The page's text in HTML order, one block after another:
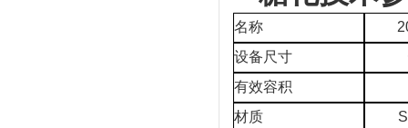
名称
设备尺寸
有效容积
材质